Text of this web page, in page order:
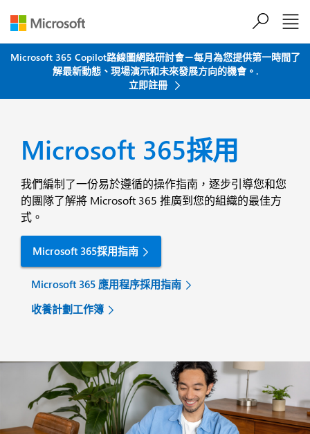
Microsoft 365 Copilot路線圖網路研討會－每月為您提供第一時間了
解最新動態、現場演示和未來發展方向的機會。.
立即註冊
Microsoft 365採用
我們編制了一份易於遵循的操作指南，逐步引導您和您
的團隊了解將 Microsoft 365 推廣到您的組織的最佳方
式。
Microsoft 365採用指南
Microsoft 365 應用程序採用指南
收養計劃工作簿